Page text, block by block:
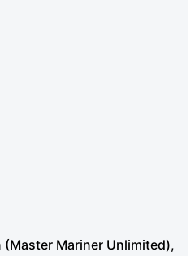
Mariner Unlimited),